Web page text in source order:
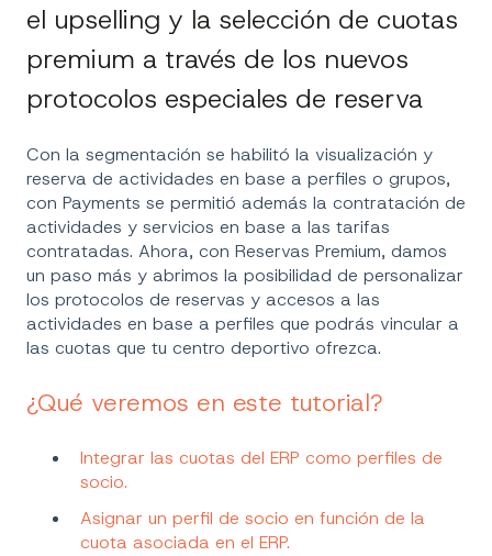
el upselling y la selección de cuotas
premium a través de los nuevos
protocolos especiales de reserva
Con la segmentación se habilitó la visualización y
reserva de actividades en base a perfiles o grupos,
con Payments se permitió además la contratación de
actividades y servicios en base a las tarifas
contratadas. Ahora, con Reservas Premium, damos
un paso más y abrimos la posibilidad de personalizar
los protocolos de reservas y accesos a las
actividades en base a perfiles que podrás vincular a
las cuotas que tu centro deportivo ofrezca.
¿Qué veremos en este tutorial?
Integrar las cuotas del ERP como perfiles de
socio.
Asignar un perfil de socio en función de la
cuota asociada en el ERP.